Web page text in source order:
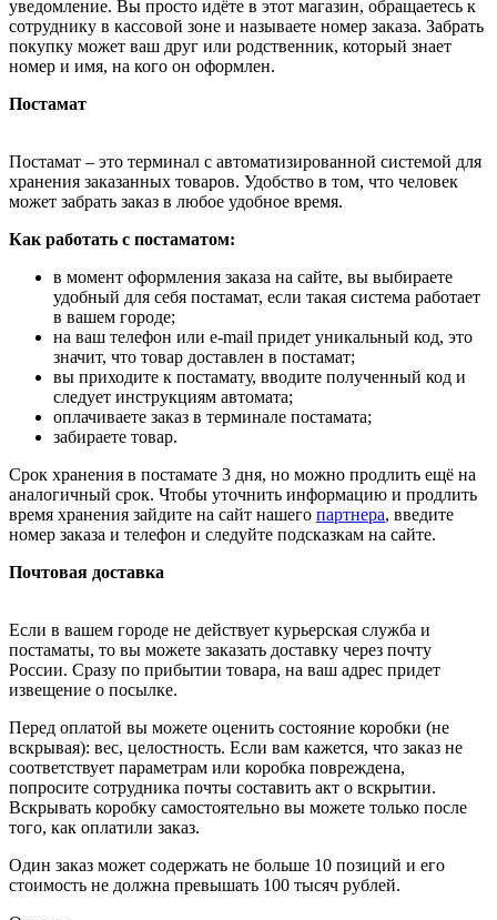
уведомление. Вы просто идёте в этот магазин, обращаетесь к
сотруднику в кассовой зоне и называете номер заказа. Забрать
покупку может ваш друг или родственник, который знает
номер и имя, на кого он оформлен.
Постамат
Постамат – это терминал с автоматизированной системой для
хранения заказанных товаров. Удобство в том, что человек
может забрать заказ в любое удобное время.
Как работать с постаматом:
в момент оформления заказа на сайте, вы выбираете
удобный для себя постамат, если такая система работает
в вашем городе;
на ваш телефон или e-mail придет уникальный код, это
значит, что товар доставлен в постамат;
вы приходите к постамату, вводите полученный код и
следует инструкциям автомата;
оплачиваете заказ в терминале постамата;
забираете товар.
Срок хранения в постамате 3 дня, но можно продлить ещё на
аналогичный срок. Чтобы уточнить информацию и продлить
время хранения зайдите на сайт нашего партнера, введите
номер заказа и телефон и следуйте подсказкам на сайте.
Почтовая доставка
Если в вашем городе не действует курьерская служба и
постаматы, то вы можете заказать доставку через почту
России. Сразу по прибытии товара, на ваш адрес придет
извещение о посылке.
Перед оплатой вы можете оценить состояние коробки (не
вскрывая): вес, целостность. Если вам кажется, что заказ не
соответствует параметрам или коробка повреждена,
попросите сотрудника почты составить акт о вскрытии.
Вскрывать коробку самостоятельно вы можете только после
того, как оплатили заказ.
Один заказ может содержать не больше 10 позиций и его
стоимость не должна превышать 100 тысяч рублей.